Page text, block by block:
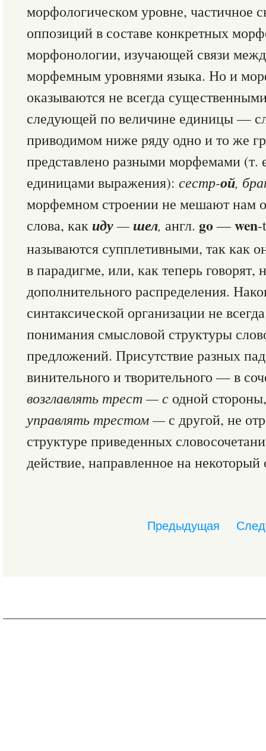
морфологическом уровне, частичное
оппозиций в составе конкретных
морфонологии, изучающей связи
морфемным уровнями языка. Но и
оказываются не всегда
следующей по величине единицы —
приводимом ниже ряду одно и то же
представлено разными морфемами (т.
единицами выражения): сестр-ой,
морфемном строении не мешают нам
слова, как иду— шел, англ. go—wen
называются супплетивными, так как
в парадигме, или, как теперь говорят,
дополнительного распределения.
синтаксической организации не
понимания смысловой структуры
предложений. Присутствие разных
винительного и творительного — в
возглавлять трест — с одной
управлять трестом — с другой, не
структуре приведенных
действие, направленное на некоторый
Предыдущая